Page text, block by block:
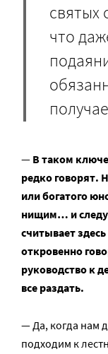
святых
что
— В таком
редко говорят.
или богатого
нищим… и
считывает
откровенно
руководство к
все раздать.
— Да, когда нам
подходим к